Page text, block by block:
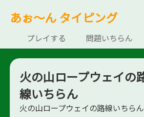
あぉ～ん タイピング
プレイする 問題いちらん
火の山ロープウェイの
線いちらん
火の山ロープウェイの路線いちら